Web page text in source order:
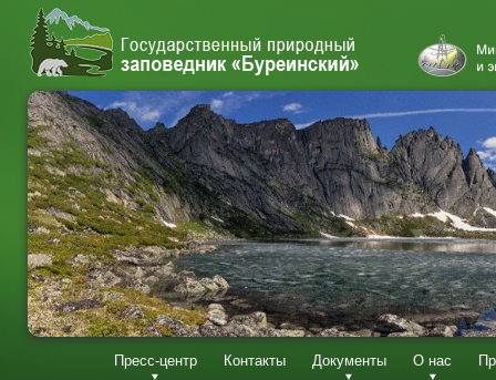
Пресс-центр Контакты Документы О нас